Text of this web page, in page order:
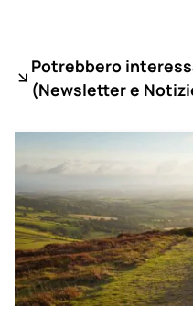
Potrebbero
(Newsletter e